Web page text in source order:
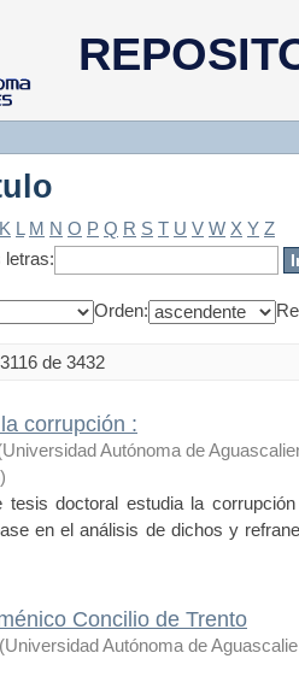
K L M N O P Q R S T U V W X Y Z
letras:
Orden:
de 3432
corrupción :
Universidad Autónoma de
)
tesis doctoral estudia la
en el análisis de dichos y
Concilio de Trento
(Universidad Autónoma de